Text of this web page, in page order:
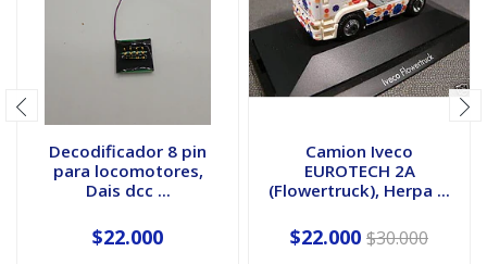
Decodificador 8 pin
para locomotores,
Dais dcc ...
$22.000
Camion Iveco
EUROTECH 2A
(Flowertruck), Herpa ...
$22.000 $30.000